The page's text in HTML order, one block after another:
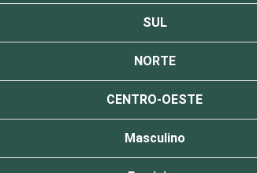
SUL
NORTE
CENTRO-OESTE
Masculino